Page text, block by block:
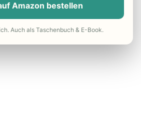
Amazon bestellen
Auch als Taschenbuch & E-Book.